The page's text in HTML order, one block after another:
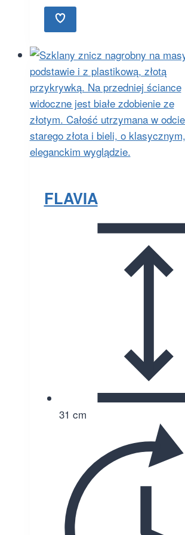
FLAVIA
31 cm